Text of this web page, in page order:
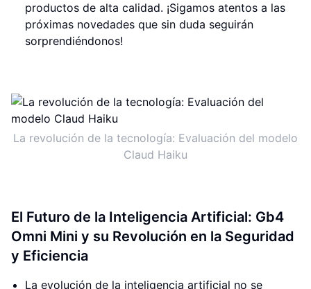
productos de alta calidad. ¡Sigamos atentos a las
próximas novedades que sin duda seguirán
sorprendiéndonos!
La revolución de la tecnología: Evaluación del modelo
Claud Haiku
El Futuro de la Inteligencia Artificial: Gb4
Omni Mini y su Revolución en la Seguridad
y Eficiencia
La evolución de la inteligencia artificial no se